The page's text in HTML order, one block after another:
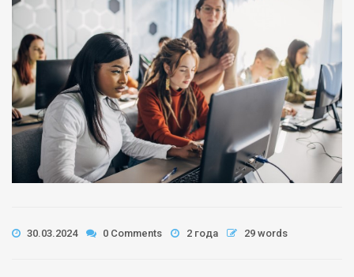
30.03.2024 0 Comments 2 года 29 words